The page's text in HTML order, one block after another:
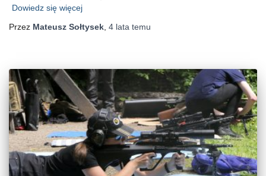
Dowiedz się więcej
Przez Mateusz Sołtysek 4 lata temu